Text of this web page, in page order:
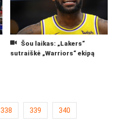
Šou laikas: „Lakers“
sutraiškė „Warriors“ ekipą
338 339 340